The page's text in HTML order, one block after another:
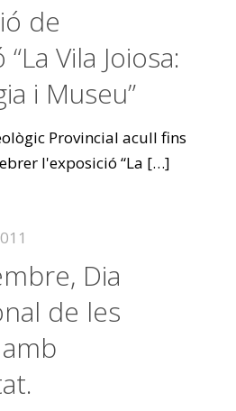
de
Vila Joiosa:
i Museu”
Provincial acull fins
l'exposició “La […]
Dia
de les